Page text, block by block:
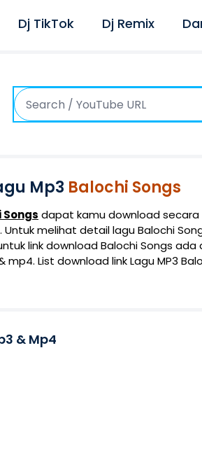
Dj TikTok Dj Remix
Mp3 Balochi Songs
Songs dapat kamu download secara
melihat detail lagu Balochi
link download Balochi Songs
mp4. List download link Lagu MP3
& Mp4